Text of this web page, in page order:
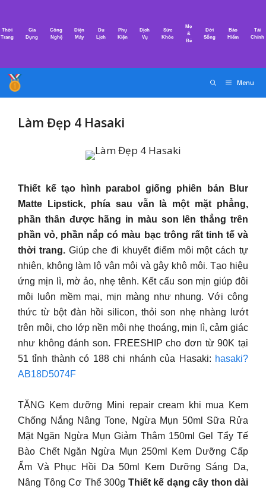
nội
Thời
Trang
Gia
Dụng
Công
Nghệ
Điện
Máy
Du
Lịch
Phụ
Kiện
Dịch
Vụ
Sức
Khỏe
Mẹ
&
Bé
Đời
Sống
Bảo
Hiểm
Tài
Chính
Menu
Làm Đẹp 4 Hasaki
Thiết kế tạo hình parabol giống phiên bản Blur
Matte Lipstick, phía sau vẫn là một mặt phẳng,
phần thân được hãng in màu son lên thẳng trên
phần vỏ, phần nắp có màu bạc trông rất tinh tế và
thời trang.Giúp che đi khuyết điểm môi một cách tự
nhiên, không làm lộ vân môi và gây khô môi. Tạo hiệu
ứng mịn lì, mờ ảo, nhẹ tênh. Kết cấu son mịn giúp đôi
môi luôn mềm mại, mịn màng như nhung. Với công
thức từ bột đàn hồi silicon, thỏi son nhẹ nhàng lướt
trên môi, cho lớp nền môi nhẹ thoáng, mịn lì, cảm giác
như không đánh son. FREESHIP cho đơn từ 90K tại
51 tỉnh thành có 188 chi nhánh của Hasaki: hasaki?
AB18D5074F
TẶNG Kem dưỡng Mini repair cream khi mua Kem
Chống Nắng Nâng Tone, Ngừa Mụn 50ml Sữa Rửa
Mặt Ngăn Ngừa Mụn Giảm Thâm 150ml Gel Tẩy Tế
Bào Chết Ngăn Ngừa Mụn 250ml Kem Dưỡng Cấp
Ẩm Và Phục Hồi Da 50ml Kem Dưỡng Sáng Da,
Nâng Tông Cơ Thể 300g Thiết kế dạng cây thon dài